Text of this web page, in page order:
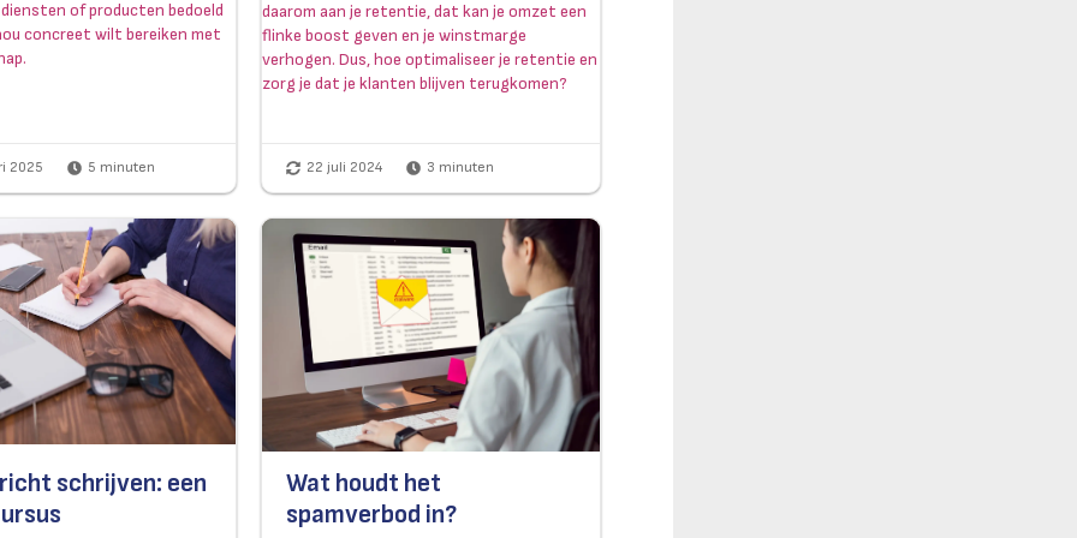
of producten bedoeld
concreet wilt bereiken met
2025 5 minuten
daarom aan je retentie, dat kan je omzet een
flinke boost geven en je winstmarge
verhogen. Dus, hoe optimaliseer je retentie en
zorg je dat je klanten blijven terugkomen?
22 juli 2024 3 minuten
schrijven: een
Wat houdt het
spamverbod in?